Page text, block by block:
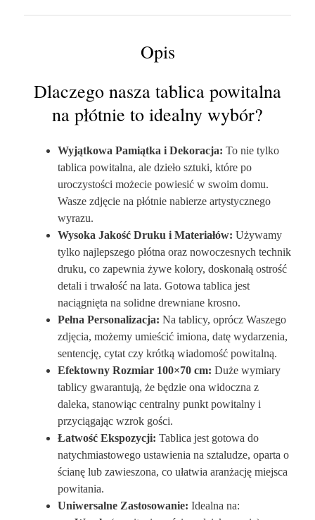
Opis
Dlaczego nasza tablica powitalna
na płótnie to idealny wybór?
Wyjątkowa Pamiątka i Dekoracja: To nie tylko
tablica powitalna, ale dzieło sztuki, które po
uroczystości możecie powiesić w swoim domu.
Wasze zdjęcie na płótnie nabierze artystycznego
wyrazu.
Wysoka Jakość Druku i Materiałów: Używamy
tylko najlepszego płótna oraz nowoczesnych technik
druku, co zapewnia żywe kolory, doskonałą ostrość
detali i trwałość na lata. Gotowa tablica jest
naciągnięta na solidne drewniane krosno.
Pełna Personalizacja: Na tablicy, oprócz Waszego
zdjęcia, możemy umieścić imiona, datę wydarzenia,
sentencję, cytat czy krótką wiadomość powitalną.
Efektowny Rozmiar 100×70 cm: Duże wymiary
tablicy gwarantują, że będzie ona widoczna z
daleka, stanowiąc centralny punkt powitalny i
przyciągając wzrok gości.
Łatwość Ekspozycji: Tablica jest gotowa do
natychmiastowego ustawienia na sztaludze, oparta o
ścianę lub zawieszona, co ułatwia aranżację miejsca
powitania.
Uniwersalne Zastosowanie: Idealna na: